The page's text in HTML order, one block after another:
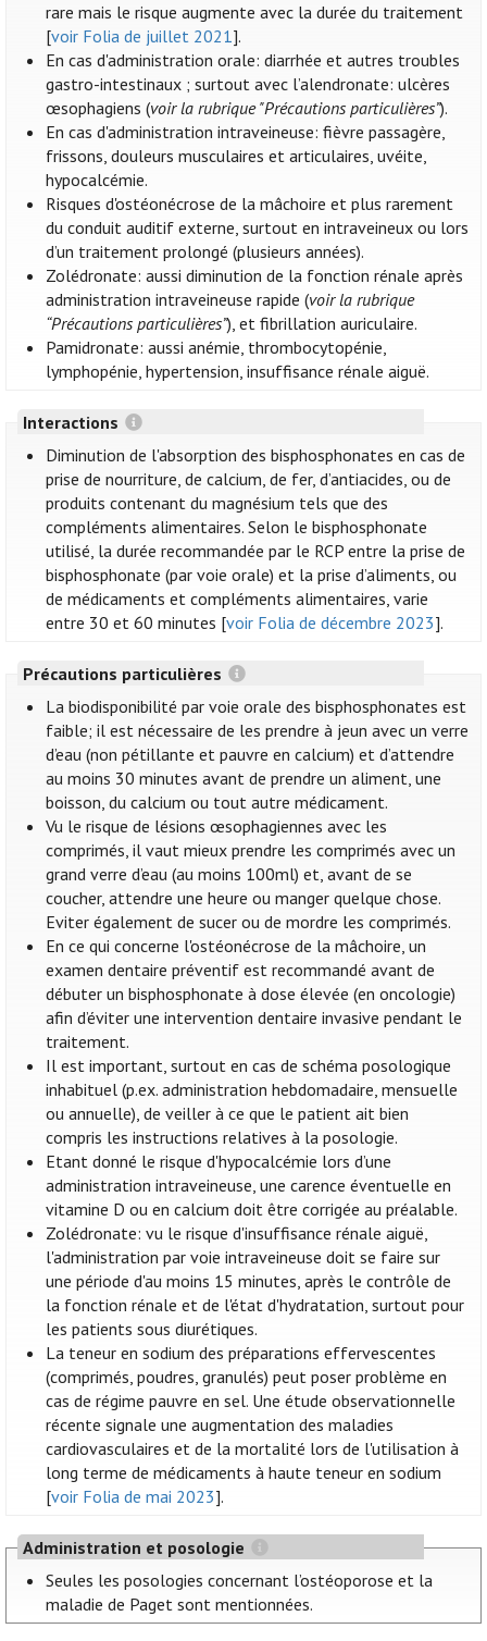
rare mais le risque augmente avec la durée du traitement
[voir Folia de juillet 2021].
En cas d'administration orale: diarrhée et autres troubles
gastro-intestinaux ; surtout avec l’alendronate: ulcères
œsophagiens (voir la rubrique "Précautions particulières”).
En cas d'administration intraveineuse: fièvre passagère,
frissons, douleurs musculaires et articulaires, uvéite,
hypocalcémie.
Risques d'ostéonécrose de la mâchoire et plus rarement
du conduit auditif externe, surtout en intraveineux ou lors
d’un traitement prolongé (plusieurs années).
Zolédronate: aussi diminution de la fonction rénale après
administration intraveineuse rapide (voir la rubrique
“Précautions particulières”), et fibrillation auriculaire.
Pamidronate: aussi anémie, thrombocytopénie,
lymphopénie, hypertension, insuffisance rénale aiguë.
Interactions
Diminution de l'absorption des bisphosphonates en cas de
prise de nourriture, de calcium, de fer, d’antiacides, ou de
produits contenant du magnésium tels que des
compléments alimentaires. Selon le bisphosphonate
utilisé, la durée recommandée par le RCP entre la prise de
bisphosphonate (par voie orale) et la prise d’aliments, ou
de médicaments et compléments alimentaires, varie
entre 30 et 60 minutes [voir Folia de décembre 2023].
Précautions particulières
La biodisponibilité par voie orale des bisphosphonates est
faible; il est nécessaire de les prendre à jeun avec un verre
d’eau (non pétillante et pauvre en calcium) et d’attendre
au moins 30 minutes avant de prendre un aliment, une
boisson, du calcium ou tout autre médicament.
Vu le risque de lésions œsophagiennes avec les
comprimés, il vaut mieux prendre les comprimés avec un
grand verre d’eau (au moins 100ml) et, avant de se
coucher, attendre une heure ou manger quelque chose.
Eviter également de sucer ou de mordre les comprimés.
En ce qui concerne l'ostéonécrose de la mâchoire, un
examen dentaire préventif est recommandé avant de
débuter un bisphosphonate à dose élevée (en oncologie)
afin d’éviter une intervention dentaire invasive pendant le
traitement.
Il est important, surtout en cas de schéma posologique
inhabituel (p.ex. administration hebdomadaire, mensuelle
ou annuelle), de veiller à ce que le patient ait bien
compris les instructions relatives à la posologie.
Etant donné le risque d'hypocalcémie lors d’une
administration intraveineuse, une carence éventuelle en
vitamine D ou en calcium doit être corrigée au préalable.
Zolédronate: vu le risque d'insuffisance rénale aiguë,
l'administration par voie intraveineuse doit se faire sur
une période d'au moins 15 minutes, après le contrôle de
la fonction rénale et de l'état d'hydratation, surtout pour
les patients sous diurétiques.
La teneur en sodium des préparations effervescentes
(comprimés, poudres, granulés) peut poser problème en
cas de régime pauvre en sel. Une étude observationnelle
récente signale une augmentation des maladies
cardiovasculaires et de la mortalité lors de l'utilisation à
long terme de médicaments à haute teneur en sodium
[voir Folia de mai 2023].
Administration et posologie
Seules les posologies concernant l’ostéoporose et la
maladie de Paget sont mentionnées.